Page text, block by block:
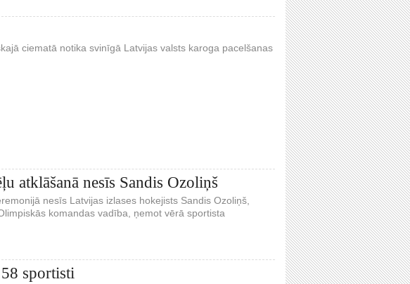
ciematā notika svinīgā Latvijas valsts karoga pacelšanas
atklāšanā nesīs Sandis Ozoliņš
nesīs Latvijas izlases hokejists Sandis Ozoliņš,
komandas vadība, ņemot vērā sportista
sportisti